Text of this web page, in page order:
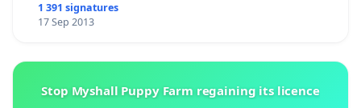
1 391 signatures
17 Sep 2013
Stop Myshall Puppy Farm regaining its licence